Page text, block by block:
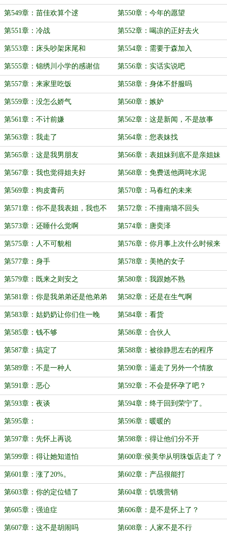
第549章：苗佳欢算个逑 第550章：今年的愿望
第551章：冷战 第552章：喝凉的正好去火
第553章：床头吵架床尾和 第554章：需要于森加入
第555章：锦绣川小学的感谢信 第556章：实话实说吧
第557章：来家里吃饭 第558章：身体不舒服吗
第559章：没怎么娇气 第560章：嫉妒
第561章：不计前嫌 第562章：这是新闻，不是故事
第563章：我走了 第564章：您表妹找
第565章：这是我男朋友 第566章：表姐妹到底不是亲姐妹
第567章：我也觉得姐夫好 第568章：免费送他两吨水泥
第569章：狗皮膏药 第570章：马春红的未来
第571章：你不是我表姐，我也不
是你表妹
第572章：不撞南墙不回头
第573章：还睡什么觉啊 第574章：唐奕泽
第575章：人不可貌相 第576章：你月事上次什么时候来
的
第577章：身手 第578章：美艳的女子
第579章：既来之则安之 第580章：我跟她不熟
第581章：你是我弟弟还是他弟弟 第582章：还是在生气啊
第583章：姑奶奶让你们住一晚 第584章：看货
第585章：钱不够 第586章：合伙人
第587章：搞定了 第588章：被徐静思左右的程序
第589章：不是一种人 第590章：逼走了另外一个情敌
第591章：恶心 第592章：不会是怀孕了吧？
第593章：夜谈 第594章：终于回到荣宁了。
第595章： 第596章：暖暖的
第597章：先怀上再说 第598章：得让他们分不开
第599章：得让她知道怕 第600章:侯美华从明珠饭店走了？
第601章：涨了20%。 第602章：产品很能打
第603章：你的定位错了 第604章：饥饿营销
第605章：强迫症 第606章：是不是怀上了？
第607章：这不是胡闹吗 第608章：人家不是不行